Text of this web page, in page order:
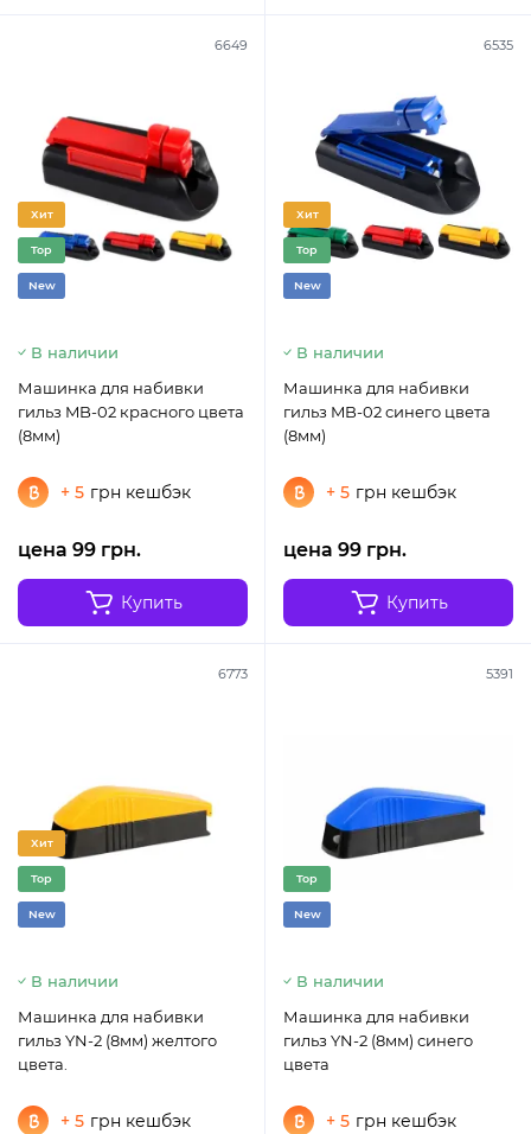
6649
Хит
Top
New
В наличии
Машинка для набивки
гильз MB-02 красного цвета
(8мм)
+ 5 грн кешбэк
цена 99 грн.
Купить
6535
Хит
Top
New
В наличии
Машинка для набивки
гильз MB-02 синего цвета
(8мм)
+ 5 грн кешбэк
цена 99 грн.
Купить
6773
Хит
Top
New
В наличии
Машинка для набивки
гильз YN-2 (8мм) желтого
цвета.
+ 5 грн кешбэк
5391
Top
New
В наличии
Машинка для набивки
гильз YN-2 (8мм) синего
цвета
+ 5 грн кешбэк